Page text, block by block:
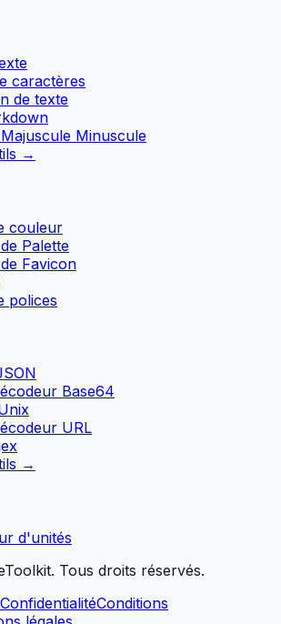
caractères
de texte
Minuscule
→
couleur
Palette
Favicon
polices
Base64
URL
→
d'unités
Tous droits réservés.
ConfidentialitéConditions